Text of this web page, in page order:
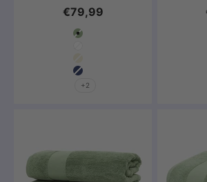
€79,99
Farbe
Salbeigrün
Beige
Marine Blau
+2